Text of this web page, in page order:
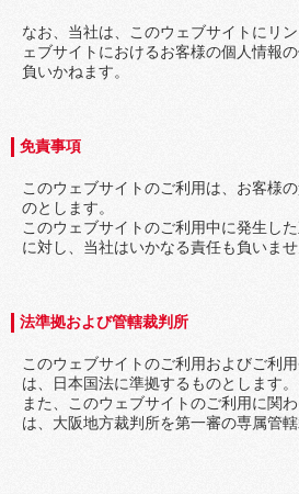
なお、当社は、このウェブサイトにリ
ェブサイトにおけるお客様の個人情報
負いかねます。
免責事項
このウェブサイトのご利用は、お客様
のとします。
このウェブサイトのご利用中に発生し
に対し、当社はいかなる責任も負いませ
法準拠および管轄裁判所
このウェブサイトのご利用およびご利
は、日本国法に準拠するものとします。
また、このウェブサイトのご利用に関
は、大阪地方裁判所を第一審の専属管轄